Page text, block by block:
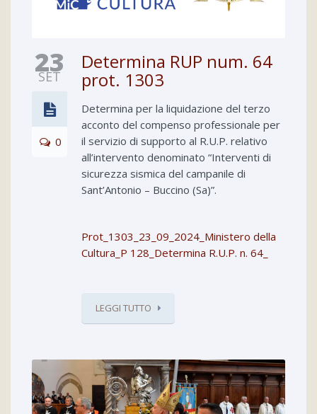
23
SET
0
Determina RUP num. 64
prot. 1303
Determina per la liquidazione del terzo
acconto del compenso professionale per
il servizio di supporto al R.U.P. relativo
all’intervento denominato “Interventi di
sicurezza sismica del campanile di
Sant’Antonio – Buccino (Sa)”.
Prot_1303_23_09_2024_Ministero della
Cultura_P 128_Determina R.U.P. n. 64_
LEGGI TUTTO